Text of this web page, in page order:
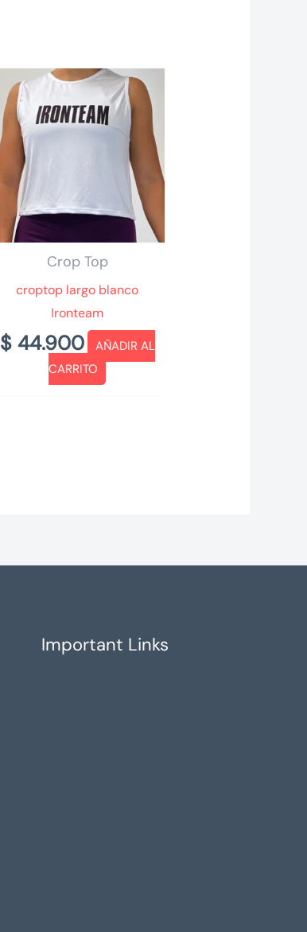
Crop Top
croptop largo blanco
Ironteam
$44.900
AÑADIR AL
CARRITO
Important Links